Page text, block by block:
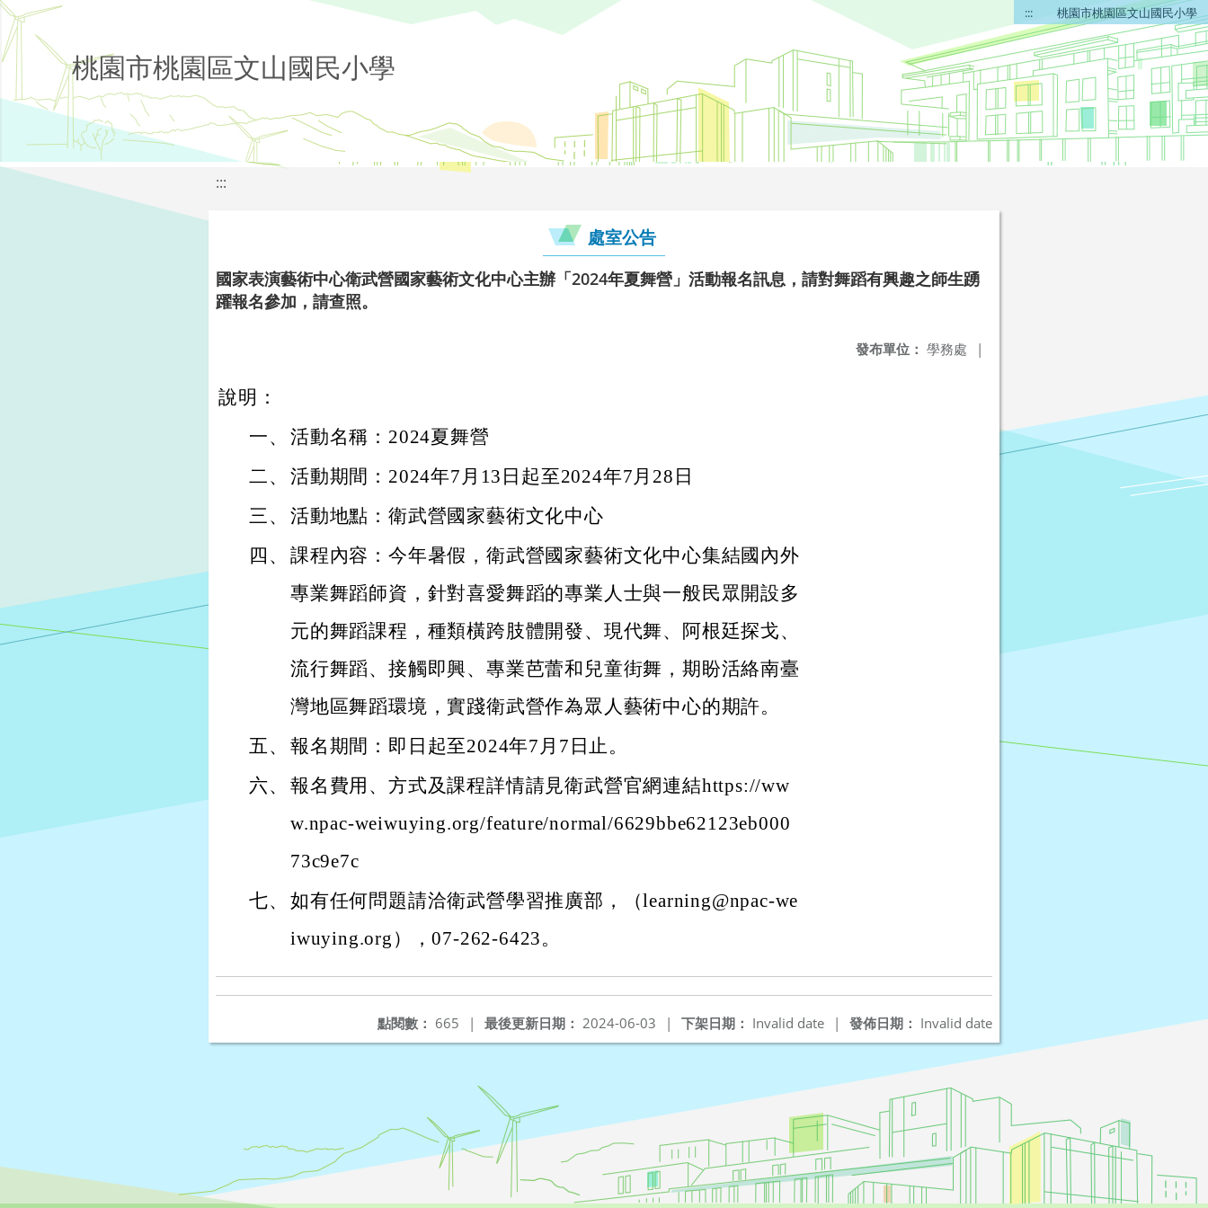
::: 桃園市桃園區文山國民小學
桃園市桃園區文山國民小學
:::
處室公告
國家表演藝術中心衛武營國家藝術文化中心主辦「2024年夏舞營」活動報名訊息，請對舞蹈有興趣之師生踴
躍報名參加，請查照。
發布單位： 學務處 |
說明：
一、 活動名稱：2024夏舞營
二、 活動期間：2024年7月13日起至2024年7月28日
三、 活動地點：衛武營國家藝術文化中心
四、 課程內容：今年暑假，衛武營國家藝術文化中心集結國內外
專業舞蹈師資，針對喜愛舞蹈的專業人士與一般民眾開設多
元的舞蹈課程，種類橫跨肢體開發、現代舞、阿根廷探戈、
流行舞蹈、接觸即興、專業芭蕾和兒童街舞，期盼活絡南臺
灣地區舞蹈環境，實踐衛武營作為眾人藝術中心的期許。
五、 報名期間：即日起至2024年7月7日止。
六、 報名費用、方式及課程詳情請見衛武營官網連結https://ww
w.npac-weiwuying.org/feature/normal/6629bbe62123eb000
73c9e7c
七、 如有任何問題請洽衛武營學習推廣部，（learning@npac-we
iwuying.org），07-262-6423。
發佈日期： Invalid date
下架日期： Invalid date |
最後更新日期： 2024-06-03 |
點閱數： 665 |